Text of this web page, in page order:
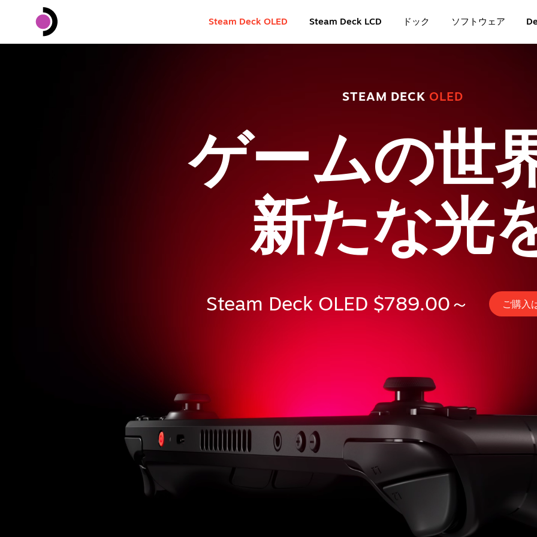
Steam Deck OLED Steam Deck LCD ドック ソフトウェア
STEAM DECK OLED
ゲームの世
新たな光
Steam Deck OLED $789.00～ ご購入